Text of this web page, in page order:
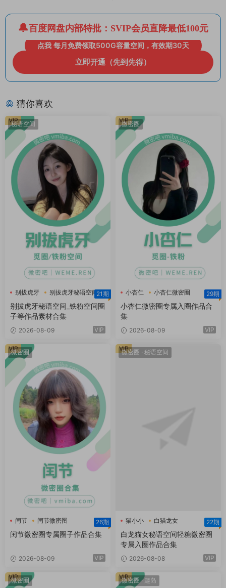
百度网盘内部特批：SVIP会员直降最低100元
点我 每月免费领取500G容量空间，有效期30天
立即开通（先到先得）
猜你喜欢
秘语空间
别拔虎牙
别拔虎牙秘语空间
别拔虎牙铁粉空间
21期
别拔虎牙秘语空间_铁粉空间圈
子等作品素材合集
2026-08-09 VIP
VIP 微密圈
小杏仁 小杏仁微密圈 29期
小杏仁微密圈专属入圈作品合
集
2026-08-09 VIP
VIP
微密圈
闰节 闰节微密图 26期
闰节微密圈专属圈子作品合集
2026-08-09 VIP
VIP 微密圈 · 秘语空间
猫小小
白猫龙女
白猫龙女轻糖乐园
22期
白龙猫女秘语空间轻糖微密圈
专属入圈作品合集
2026-08-08 VIP
VIP
微密圈
VIP 微密圈·趣岛
VIP